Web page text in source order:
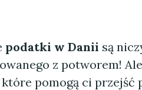
podatki w Danii są
z potworem!
pomogą ci przejść